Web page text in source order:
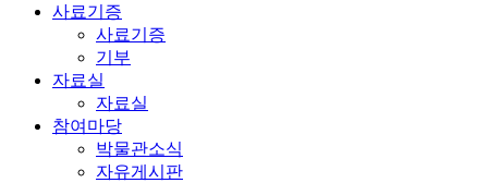
사료기증
사료기증
기부
자료실
자료실
참여마당
박물관소식
자유게시판